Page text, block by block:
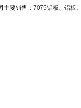
主要销售： 7075铝板、 铝板